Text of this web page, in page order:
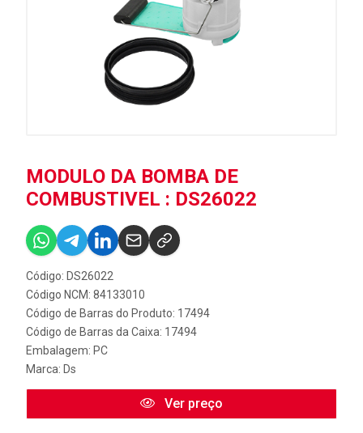
MODULO DA BOMBA DE
COMBUSTIVEL : DS26022
Código: DS26022
Código NCM: 84133010
Código de Barras do Produto: 17494
Código de Barras da Caixa: 17494
Embalagem: PC
Marca: Ds
Ver preço